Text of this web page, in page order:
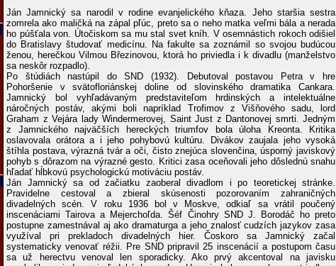
Ján Jamnický sa narodil v rodine evanjelického kňaza. Jeho staršia sestra
zomrela ako maličká na zápal pľúc, preto sa o neho matka veľmi bála a nerada
ho púšťala von. Útočiskom sa mu stal svet kníh. V osemnástich rokoch odišiel
do Bratislavy študovať medicínu. Na fakulte sa zoznámil so svojou budúcou
ženou, herečkou Vilmou Březinovou, ktorá ho priviedla i k divadlu (manželstvo
sa neskôr rozpadlo).
Po štúdiách nastúpil do SND (1932). Debutoval postavou Petra v hre
Pohoršenie v svätofloriánskej doline od slovinského dramatika Cankara.
Jamnický bol vyhľadávaným predstaviteľom hrdinských a intelektuálne
náročných postáv, akými boli napríklad Trofimov z Višňového sadu, lord
Graham z Vejára lady Windermerovej, Saint Just z Dantonovej smrti. Jedným
z Jamnického najväčších hereckých triumfov bola úloha Kreonta. Kritika
oslavovala orátora a i jeho pohybovú kultúru. Divákov zaujala jeho vysoká
štíhla postava, výrazná tvár a oči, čisto znejúca slovenčina, úsporný javiskový
pohyb s dôrazom na výrazné gesto. Kritici zasa oceňovali jeho dôslednú snahu
hľadať hĺbkovú psychologickú motiváciu postáv.
Ján Jamnický sa od začiatku zaoberal divadlom i po teoretickej stránke.
Pravidelne cestoval a zbieral skúsenosti pozorovaním zahraničných
divadelných scén. V roku 1936 bol v Moskve, odkiaľ sa vrátil poučený
inscenáciami Tairova a Mejerchoľda. Šéf Činohry SND J. Borodáč ho preto
postupne zamestnával aj ako dramaturga a jeho znalosť cudzích jazykov zasa
využíval pri prekladoch divadelných hier. Čoskoro sa Jamnický začal
systematicky venovať réžii. Pre SND pripravil 25 inscenácií a postupom času
sa už herectvu venoval len sporadicky. Ako prvý akcentoval na javisku